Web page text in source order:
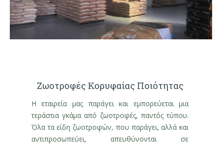
Ζωοτροφές Κορυφαίας Ποιότητας
Η εταιρεία μας παράγει και εμπορεύεται μια
τεράστια γκάμα από ζωοτροφές, παντός τύπου.
Όλα τα είδη ζωοτροφών, που παράγει, αλλά και
αντιπροσωπεύει, απευθύνονται σε